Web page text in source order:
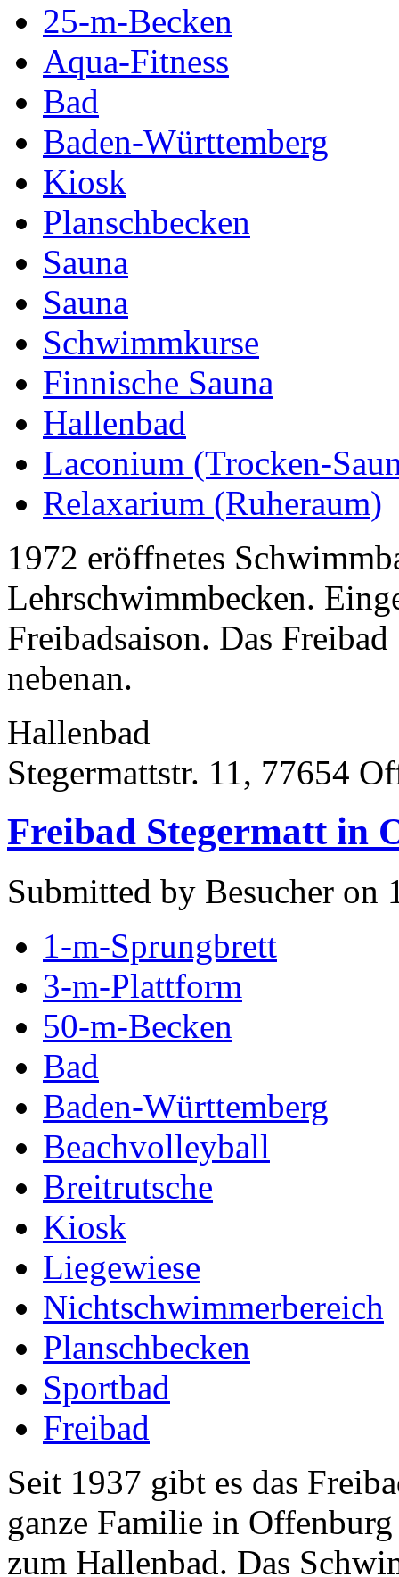
25-m-Becken
Aqua-Fitness
Bad
Baden-Württemberg
Kiosk
Planschbecken
Sauna
Sauna
Schwimmkurse
Finnische Sauna
Hallenbad
Laconium (Trocken-
Relaxarium (Ruheraum)
1972 eröffnetes
Lehrschwimmbecken.
Freibadsaison. Das
nebenan.
Hallenbad
Stegermattstr. 11, 77654
Freibad Stegermatt in
Submitted by Besucher on
1-m-Sprungbrett
3-m-Plattform
50-m-Becken
Bad
Baden-Württemberg
Beachvolleyball
Breitrutsche
Kiosk
Liegewiese
Nichtschwimmerbereich
Planschbecken
Sportbad
Freibad
Seit 1937 gibt es das
ganze Familie in
zum Hallenbad. Das